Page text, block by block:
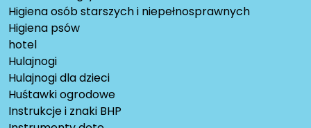
Higiena osób starszych i niepełnosprawnych
Higiena psów
hotel
Hulajnogi
Hulajnogi dla dzieci
Huśtawki ogrodowe
Instrukcje i znaki BHP